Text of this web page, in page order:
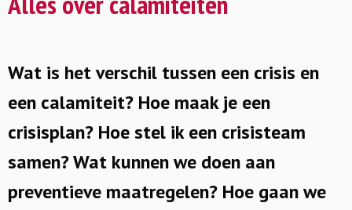
Wat is het verschil tussen een crisis en
een calamiteit? Hoe maak je een
crisisplan? Hoe stel ik een crisisteam
samen? Wat kunnen we doen aan
preventieve maatregelen? Hoe gaan we